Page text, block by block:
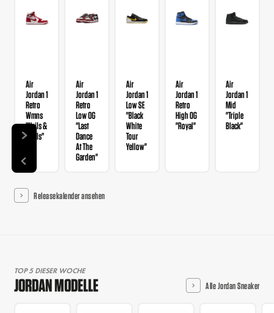
Air
Jordan 1
Retro
Wmns
"Nails &
Grails"
Air
Jordan 1
Retro
Low OG
"Last
Dance
At The
Garden"
Air
Jordan 1
Low SE
"Black
White
Tour
Yellow"
Air
Jordan 1
Retro
High OG
"Royal"
Air
Jordan 1
Mid
"Triple
Black"
Releasekalender ansehen
TOP 5 DIESER WOCHE
JORDAN MODELLE Alle Jordan Sneaker